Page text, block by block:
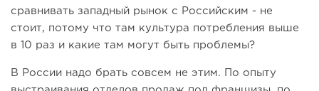
сравнивать западный рынок с Российским - не
стоит, потому что там культура потребления выше
в 10 раз и какие там могут быть проблемы?
В России надо брать совсем не этим. По опыту